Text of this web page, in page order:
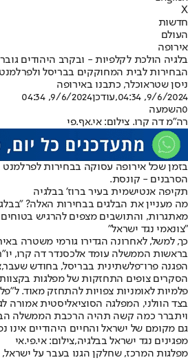
X
חדשות
העולם
אירופה
בלגיה הולכת לקלפיות - ובקרב היהודים
הבחירות לבית המחוקקים בבריסל
ניסן שטראוכלר, כתבנו באירופה
9/6/2024, 04:34
,עודכן9/6/2024, 04:34
0השמעה
רה"מ דה קרו. צילום: אי.אף.פי
בזמן שכל אירופה עסוקה בבחירות
הסרבנים - קונסת.
תקיפה אנטישמית בעיר ברוז' בבלגיה
מה מעניין את הבלגים בבחירות האלה?
מאתגרות, והתושבים מצפים להרגיש בטוחים
"צונאמי נגד ישראל"
כך, למשל, לאחרונה הגדירו גורמי משטרה
בראשות הממשלה עומד אלכסנדר דה קרו,
הפגנה פרו־פלשתינית בבריסל, בחודש
הסקרים צופים התחזקות של מפלגות בקצוות
פלמיות לאומניות צפויות להתחזק מאוד. ל"פלאמס בלאנג",
בצד הוולני, המפלגה הסוציאליסטית אמורה
ויתברר כמה קשה תהיה הרכבת הממשלה
גם מקומם של ישראל והחיים היהודיים
מפגינים נגד ישראל בבלגיה,צילום: אי.פי.אי
מפלגות המרכז, שחלקן הגנו בעבר על